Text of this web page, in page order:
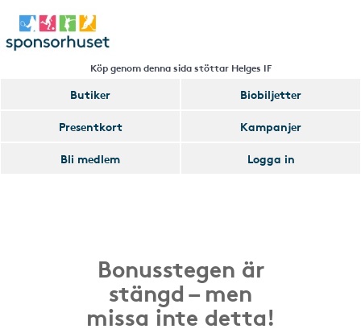
Köp genom denna sida stöttar Helges IF
Butiker
Biobiljetter
Presentkort
Kampanjer
Bli medlem
Logga in
Bonusstegen är
stängd – men
missa inte detta!